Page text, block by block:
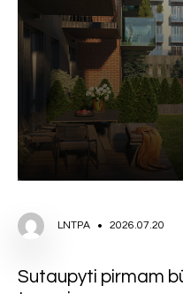
LNTPA 2026.07.20
Sutaupyti pirmam